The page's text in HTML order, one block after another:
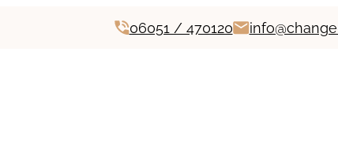
06051 / 470120